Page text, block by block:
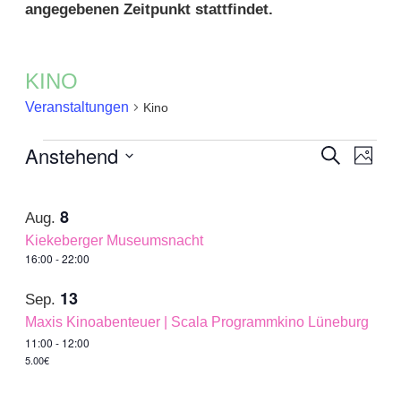
angegebenen Zeitpunkt stattfindet.
KINO
Veranstaltungen Kino
Suche
Foto
Anstehend
auswählen.
of
Veranstaltungen
in
View
Aug. 8
Kiekeberger Museumsnacht
16:00 -22:00
Sep. 13
Maxis Kinoabenteuer | Scala Programmkino Lüneburg
11:00 - 12:00
5.00€